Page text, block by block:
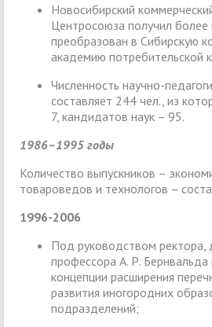
Новосибирский
Центросоюза получил более
преобразован в Сибирскую
академию потребительской
Численность научно-
составляет 244 чел., из
7, кандидатов наук – 95.
1986–1995 годы
Количество выпускников –
товароведов и технологов –
1996-2006
Под руководством ректора,
профессора А. Р. Бернвальда
концепции расширения
развития иногородних
подразделений;